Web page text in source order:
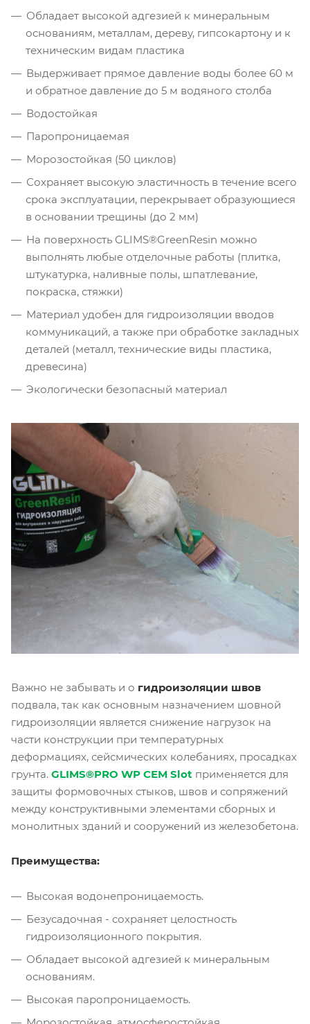
Обладает высокой адгезией к минеральным
основаниям, металлам, дереву, гипсокартону и к
техническим видам пластика
Выдерживает прямое давление воды более 60 м
и обратное давление до 5 м водяного столба
Водостойкая
Паропроницаемая
Морозостойкая (50 циклов)
Сохраняет высокую эластичность в течение всего
срока эксплуатации, перекрывает образующиеся
в основании трещины (до 2 мм)
На поверхность GLIMS®GreenResin можно
выполнять любые отделочные работы (плитка,
штукатурка, наливные полы, шпатлевание,
покраска, стяжки)
Материал удобен для гидроизоляции вводов
коммуникаций, а также при обработке закладных
деталей (металл, технические виды пластика,
древесина)
Экологически безопасный материал
Важно не забывать и о гидроизоляции швов
подвала, так как основным назначением шовной
гидроизоляции является снижение нагрузок на
части конструкции при температурных
деформациях, сейсмических колебаниях, просадках
грунта. GLIMS®PRO WP СЕМ Slot применяется для
защиты формовочных стыков, швов и сопряжений
между конструктивными элементами сборных и
монолитных зданий и сооружений из железобетона.
Преимущества:
Высокая водонепроницаемость.
Безусадочная - сохраняет целостность
гидроизоляционного покрытия.
Обладает высокой адгезией к минеральным
основаниям.
Высокая паропроницаемость.